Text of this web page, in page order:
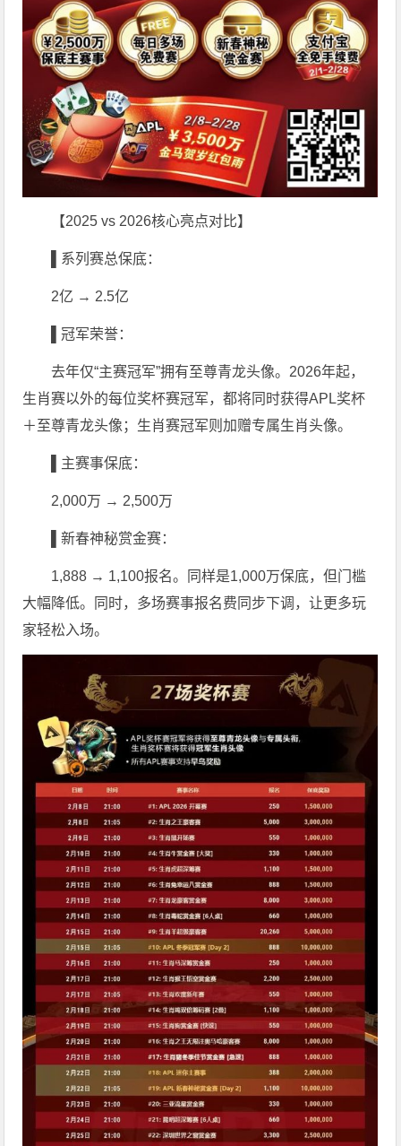
【2025 vs 2026核心亮点对比】
▌系列赛总保底：
2亿 → 2.5亿
▌冠军荣誉：
去年仅“主赛冠军”拥有至尊青龙头像。2026年起，
生肖赛以外的每位奖杯赛冠军，都将同时获得APL奖杯
＋至尊青龙头像；生肖赛冠军则加赠专属生肖头像。
▌主赛事保底：
2,000万 → 2,500万
▌新春神秘赏金赛：
1,888 → 1,100报名。同样是1,000万保底，但门槛
大幅降低。同时，多场赛事报名费同步下调，让更多玩
家轻松入场。